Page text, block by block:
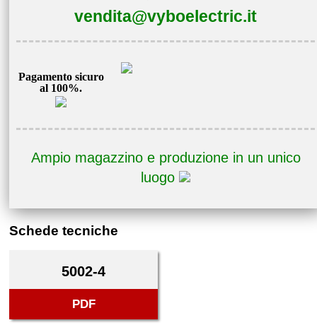
vendita@vyboelectric.it
Pagamento sicuro
al 100%.
Ampio magazzino e produzione in un unico
luogo
Schede tecniche
5002-4
PDF